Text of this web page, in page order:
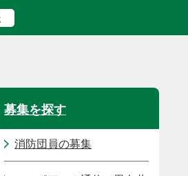
募集を探す
消防団員の募集